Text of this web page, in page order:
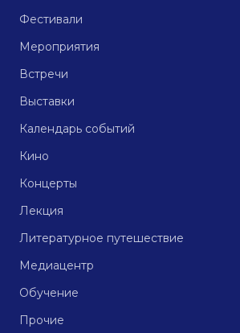
Фестивали
Мероприятия
Встречи
Выставки
Календарь событий
Кино
Концерты
Лекция
Литературное путешествие
Медиацентр
Обучение
Прочие